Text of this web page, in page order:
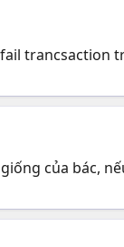
trancsaction
của bác,